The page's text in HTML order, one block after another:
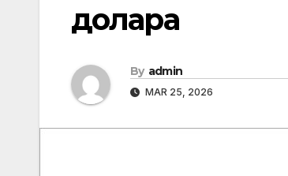
долара
By admin
MAR 25, 2026